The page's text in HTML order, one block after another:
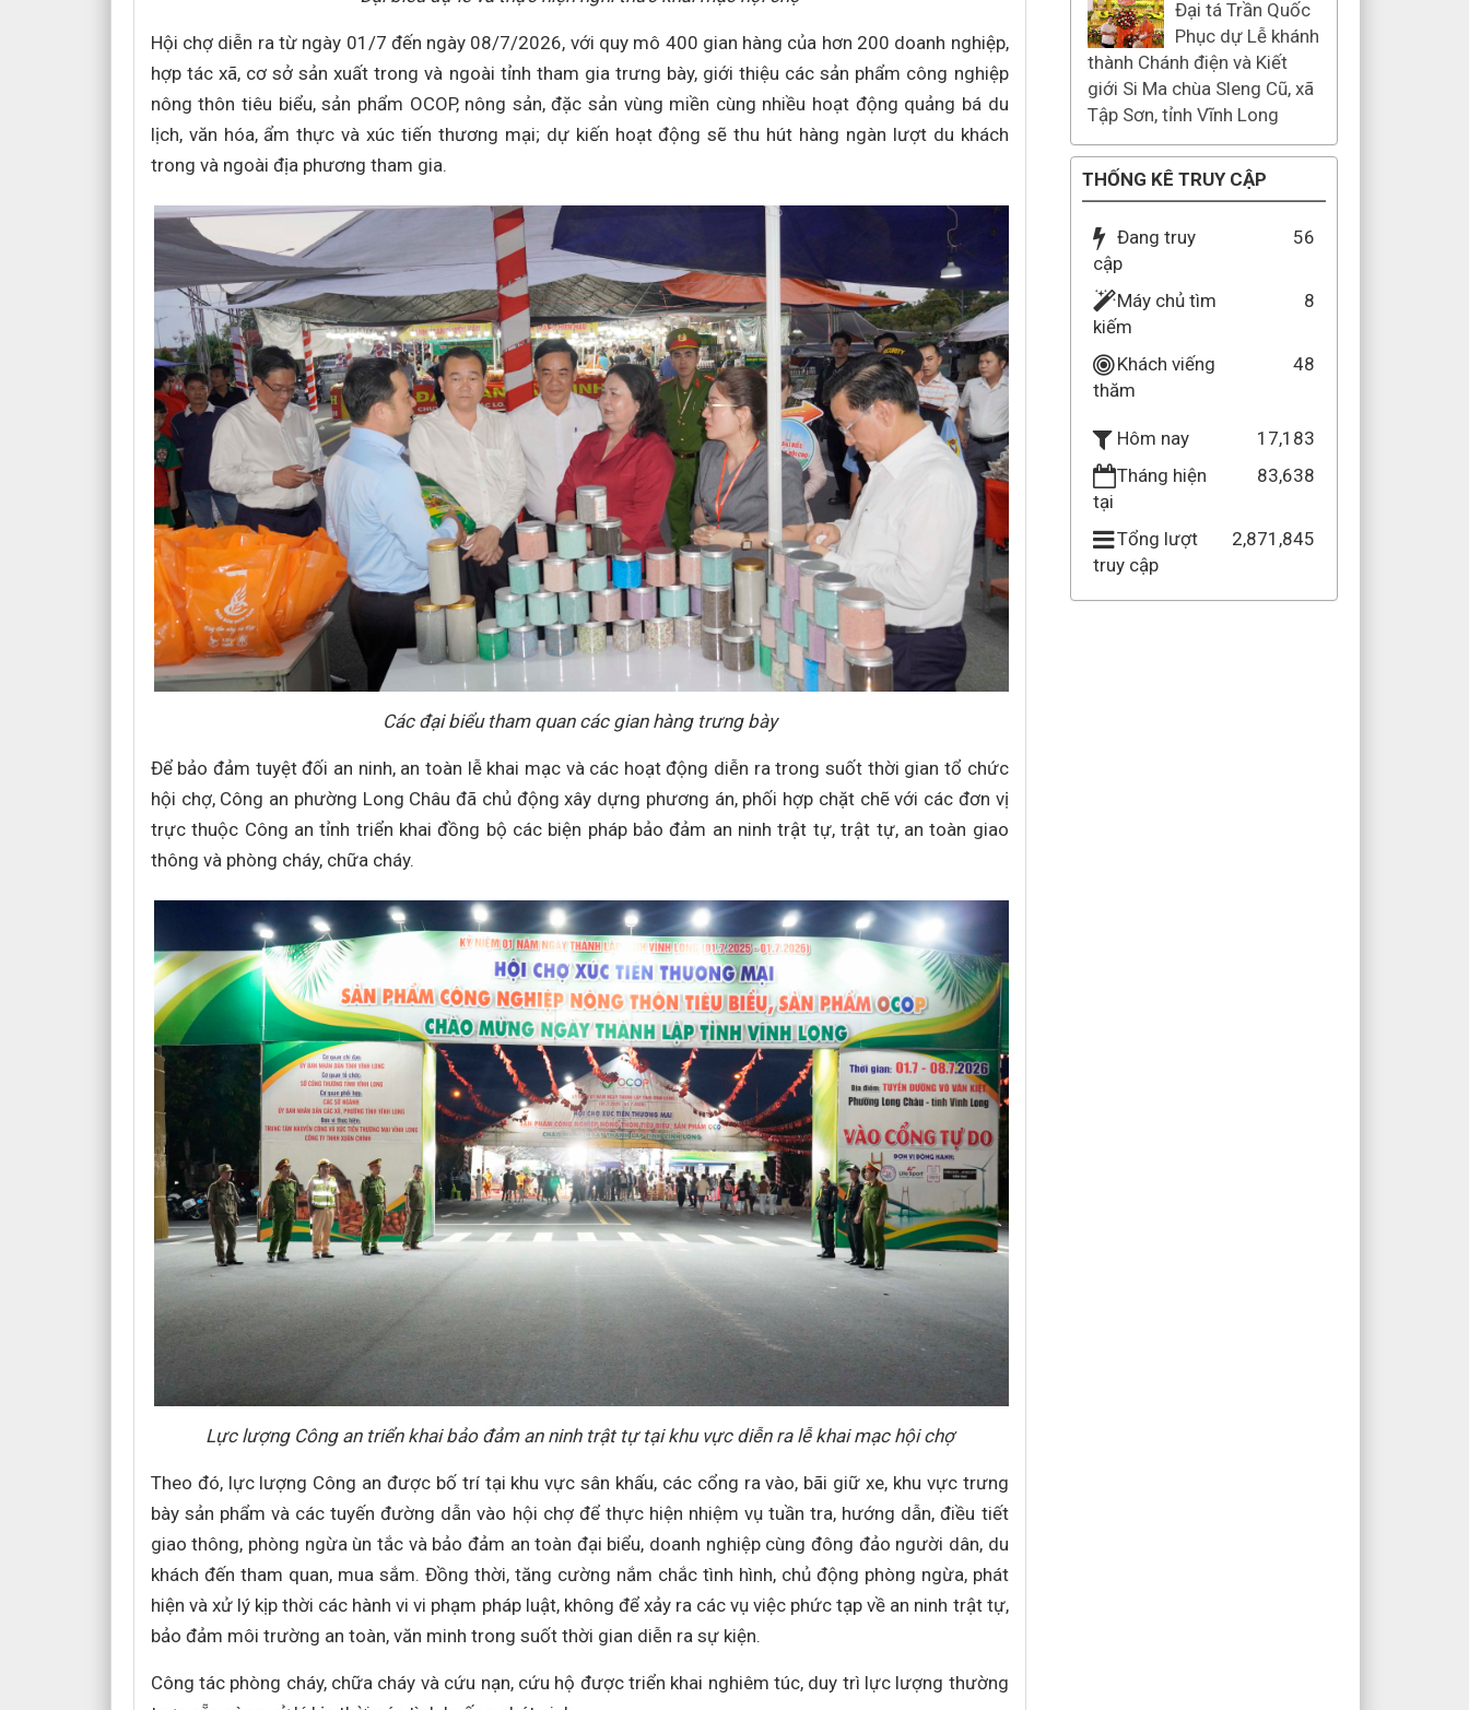
Hội chợ diễn ra từ ngày 01/7 đến ngày 08/7/2026, với quy mô 400 gian hàng của hơn 200 doanh nghiệp,
hợp tác xã, cơ sở sản xuất trong và ngoài tỉnh tham gia trưng bày, giới thiệu các sản phẩm công nghiệp
nông thôn tiêu biểu, sản phẩm OCOP, nông sản, đặc sản vùng miền cùng nhiều hoạt động quảng bá du
lịch, văn hóa, ẩm thực và xúc tiến thương mại; dự kiến hoạt động sẽ thu hút hàng ngàn lượt du khách
trong và ngoài địa phương tham gia.
Các đại biểu tham quan các gian hàng trưng bày
Để bảo đảm tuyệt đối an ninh, an toàn lễ khai mạc và các hoạt động diễn ra trong suốt thời gian tổ chức
hội chợ, Công an phường Long Châu đã chủ động xây dựng phương án, phối hợp chặt chẽ với các đơn vị
trực thuộc Công an tỉnh triển khai đồng bộ các biện pháp bảo đảm an ninh trật tự, trật tự, an toàn giao
thông và phòng cháy, chữa cháy.
Lực lượng Công an triển khai bảo đảm an ninh trật tự tại khu vực diễn ra lễ khai mạc hội chợ
Theo đó, lực lượng Công an được bố trí tại khu vực sân khấu, các cổng ra vào, bãi giữ xe, khu vực trưng
bày sản phẩm và các tuyến đường dẫn vào hội chợ để thực hiện nhiệm vụ tuần tra, hướng dẫn, điều tiết
giao thông, phòng ngừa ùn tắc và bảo đảm an toàn đại biểu, doanh nghiệp cùng đông đảo người dân, du
khách đến tham quan, mua sắm. Đồng thời, tăng cường nắm chắc tình hình, chủ động phòng ngừa, phát
hiện và xử lý kịp thời các hành vi vi phạm pháp luật, không để xảy ra các vụ việc phức tạp về an ninh trật tự,
bảo đảm môi trường an toàn, văn minh trong suốt thời gian diễn ra sự kiện.
Công tác phòng cháy, chữa cháy và cứu nạn, cứu hộ được triển khai nghiêm túc, duy trì lực lượng thường
Đại tá Trần Quốc
Phục dự Lễ khánh
thành Chánh điện và Kiết
giới Si Ma chùa Sleng Cũ, xã
Tập Sơn, tỉnh Vĩnh Long
THỐNG KÊ TRUY CẬP
Đang truy
cập
56
Máy chủ tìm
kiếm
8
Khách viếng
thăm
48
Hôm nay
17,183
Tháng hiện
tại
83,638
Tổng lượt
truy cập
2,871,845